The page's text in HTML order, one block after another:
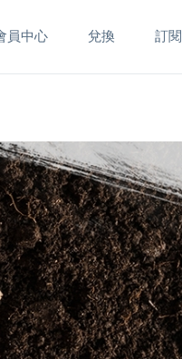
員中心 兌換 訂閱